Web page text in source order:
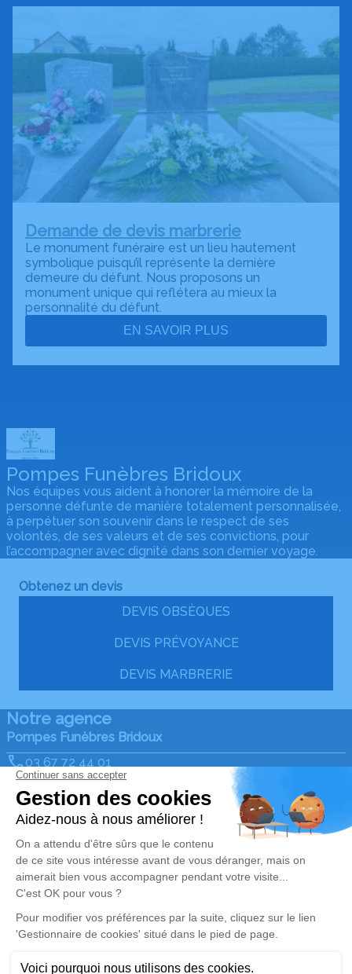
Demande de devis marbrerie
Le monument funéraire est un lieu hautement
symbolique puisqu’il représente la dernière
demeure du défunt. Nous proposons un
monument unique qui reflétera au mieux la
personnalité du défunt.
EN SAVOIR PLUS
Pompes Funèbres Bridoux
Nos équipes vous aident à honorer la mémoire de la
personne défunte de manière totalement personnalisée,
à perpétuer son souvenir dans le respect de ses
volontés, de ses valeurs et de ses convictions, pour
l’accompagner avec dignité dans son dernier voyage.
Obtenez un devis
DEVIS OBSÈQUES
DEVIS PRÉVOYANCE
DEVIS MARBRERIE
Notre agence
Pompes Funèbres Bridoux
03 67 72 44 01
bridoux62@orange.fr
1 Rue du Docteur Roux - 62232 - Annezin
4.9/5 - 21 avis
Nos Services
Organiser des obsèques
Monuments funéraires
Services aux familles
Liens utiles
Avis de décès
Demande de rendez-vous
Nos réseaux sociaux